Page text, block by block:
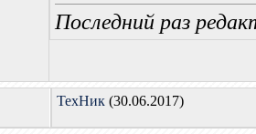
Последний раз
ТехНик(30.06.2017)